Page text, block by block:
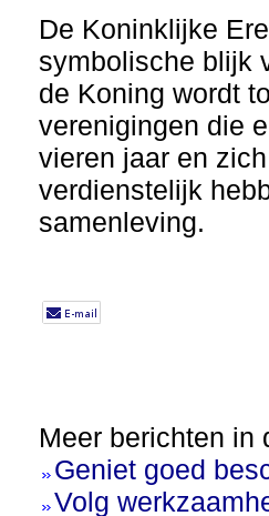
De Koninklijke
symbolische blijk
de Koning wordt
verenigingen die
vieren jaar en
verdienstelijk
samenleving.
Meer berichten in
Geniet goed
Volg